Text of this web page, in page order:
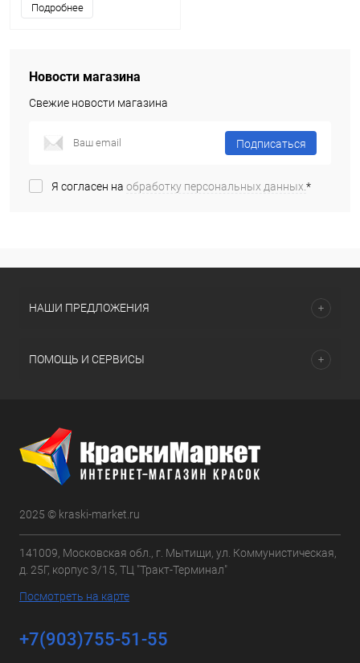
Подробнее
Новости магазина
Свежие новости магазина
Подписаться
Я согласен на обработку персональных данных.*
НАШИ ПРЕДЛОЖЕНИЯ
ПОМОЩЬ И СЕРВИСЫ
2025 © kraski-market.ru
141009, Московская обл., г. Мытищи, ул. Коммунистическая,
д. 25Г, корпус 3/15, ТЦ "Тракт-Терминал"
Посмотреть на карте
+7(903)755-51-55